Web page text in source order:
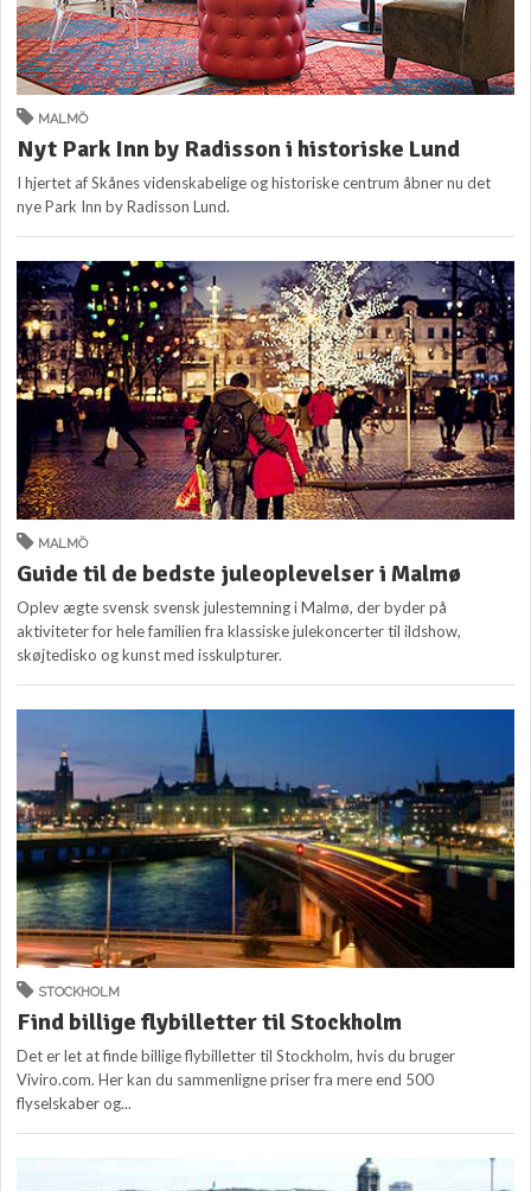
MALMÖ
Nyt Park Inn by Radisson i historiske Lund
I hjertet af Skånes videnskabelige og historiske centrum åbner nu det
nye Park Inn by Radisson Lund.
MALMÖ
Guide til de bedste juleoplevelser i Malmø
Oplev ægte svensk svensk julestemning i Malmø, der byder på
aktiviteter for hele familien fra klassiske julekoncerter til ildshow,
skøjtedisko og kunst med isskulpturer.
STOCKHOLM
Find billige flybilletter til Stockholm
Det er let at finde billige flybilletter til Stockholm, hvis du bruger
Viviro.com. Her kan du sammenligne priser fra mere end 500
flyselskaber og...